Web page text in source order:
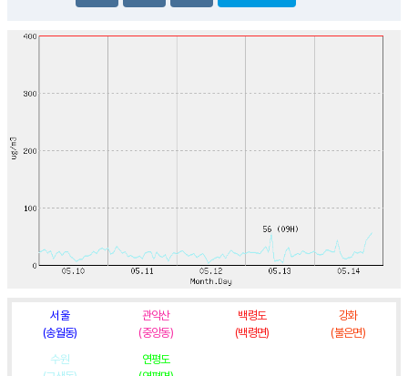
서울
(송월동)
관악산
(중앙동)
백령도
(백령면)
강화
(불은면)
수원
연평도